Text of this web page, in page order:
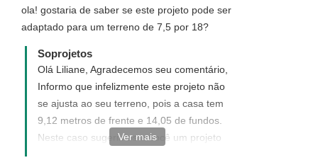
ola! gostaria de saber se este projeto pode ser
adaptado para um terreno de 7,5 por 18?
Soprojetos
Olá Liliane, Agradecemos seu comentário,
Informo que infelizmente este projeto não
se ajusta ao seu terreno, pois a casa tem
9,12 metros de frente e 14,05 de fundos.
Neste caso sugerimos a você um projeto
Ver mais